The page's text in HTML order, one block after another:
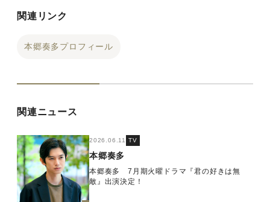
関連リンク
本郷奏多プロフィール
関連ニュース
2026.06.11 TV
本郷奏多
本郷奏多 7月期火曜ドラマ『君の好きは無
敵』出演決定！